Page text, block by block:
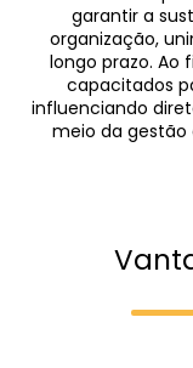
garantir a
organização,
longo prazo. Ao
capacitados
influenciando
meio da gestão